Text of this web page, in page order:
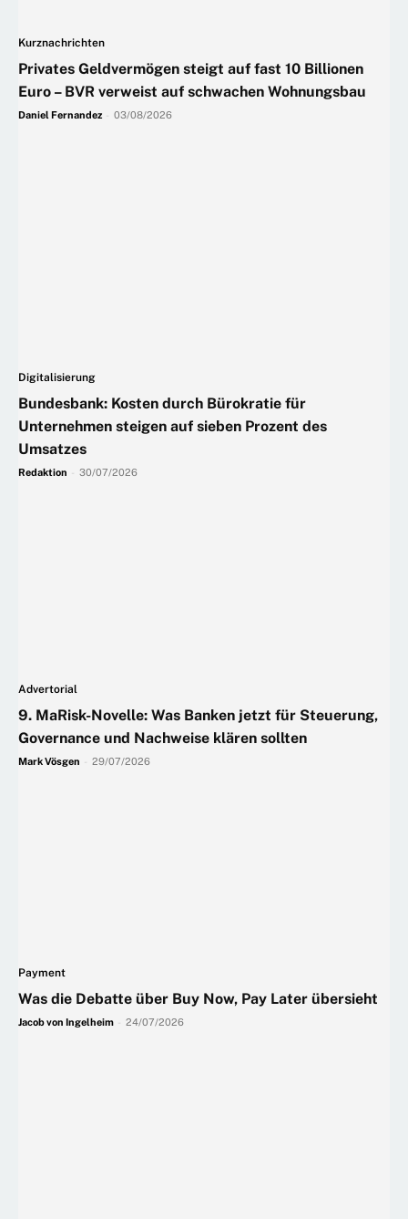
Kurznachrichten
Privates Geldvermögen steigt auf fast 10 Billionen
Euro – BVR verweist auf schwachen Wohnungsbau
Daniel Fernandez 03/08/2026
Digitalisierung
Bundesbank: Kosten durch Bürokratie für
Unternehmen steigen auf sieben Prozent des
Umsatzes
Redaktion 30/07/2026
Advertorial
9. MaRisk-Novelle: Was Banken jetzt für Steuerung,
Governance und Nachweise klären sollten
Mark Vösgen 29/07/2026
Payment
Was die Debatte über Buy Now, Pay Later übersieht
Jacob von Ingelheim 24/07/2026